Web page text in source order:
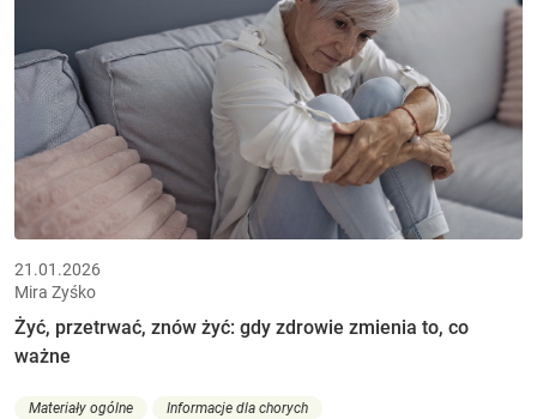
21.01.2026
Mira Zyśko
Żyć, przetrwać, znów żyć: gdy zdrowie zmienia to, co
ważne
Materiały ogólne Informacje dla chorych